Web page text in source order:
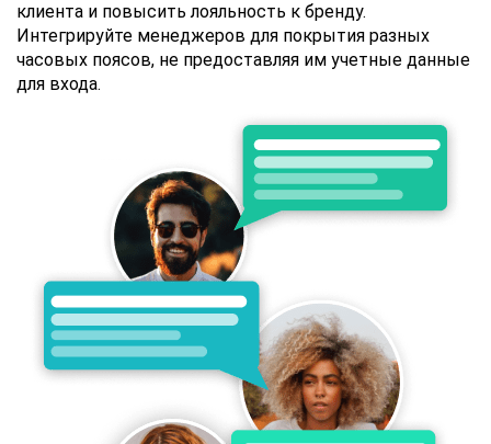
клиента и повысить лояльность к бренду.
Интегрируйте менеджеров для покрытия разных
часовых поясов, не предоставляя им учетные данные
для входа.